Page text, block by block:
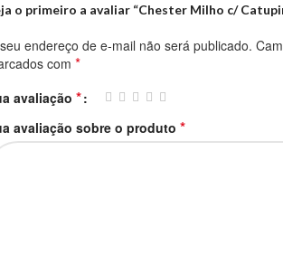
o primeiro a avaliar “Chester Milho c/
endereço de e-mail não será publicado.
com *
avaliação *
avaliação sobre o produto *